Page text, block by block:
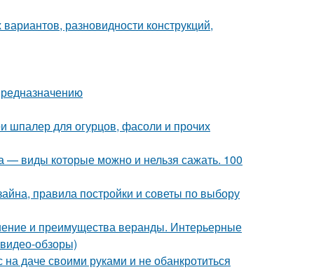
разновидности конструкций,
для огурцов, фасоли и прочих
— виды которые можно и нельзя сажать. 100
правила постройки и советы по выбору
и преимущества веранды. Интерьерные
обзоры)
даче своими руками и не обанкротиться